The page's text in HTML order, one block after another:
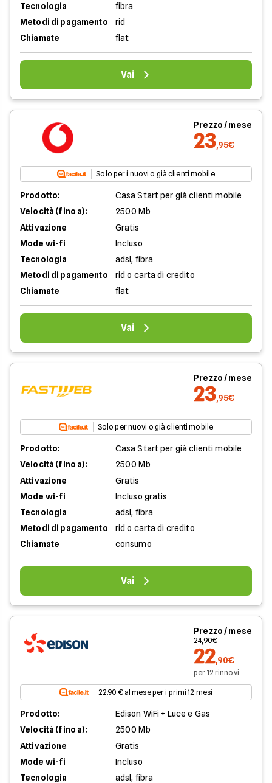
Tecnologia
fibra
Metodi di pagamento
rid
Chiamate
flat
Vai
Prezzo / mese
23,95€
Solo per i nuovi o già clienti mobile
Prodotto:
Casa Start per già clienti mobile
Velocità (fino a):
2500 Mb
Attivazione
Gratis
Mode wi-fi
Incluso
Tecnologia
adsl, fibra
Metodi di pagamento
rid o carta di credito
Chiamate
flat
Vai
Prezzo / mese
23,95€
Solo per nuovi o già clienti mobile
Prodotto:
Casa Start per già clienti mobile
Velocità (fino a):
2500 Mb
Attivazione
Gratis
Mode wi-fi
Incluso gratis
Tecnologia
adsl, fibra
Metodi di pagamento
rid o carta di credito
Chiamate
consumo
Vai
Prezzo / mese
24,90€
22,90€
per 12 rinnovi
22.90 € al mese per i primi 12 mesi
Prodotto:
Edison WiFi + Luce e Gas
Velocità (fino a):
2500 Mb
Attivazione
Gratis
Mode wi-fi
Incluso
Tecnologia
adsl, fibra